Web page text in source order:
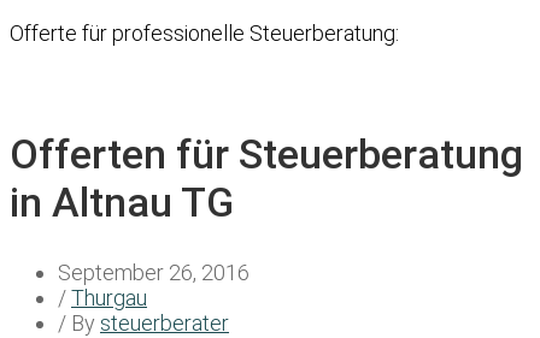
Offerte für professionelle Steuerberatung:
Offerten für Steuerberatung
in Altnau TG
September 26, 2016
/Thurgau
/ By steuerberater